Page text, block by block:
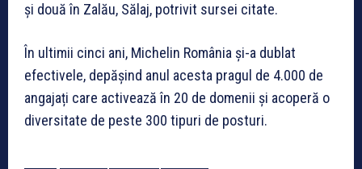
și două în Zalău, Sălaj, potrivit sursei citate.
În ultimii cinci ani, Michelin România și-a dublat
efectivele, depășind anul acesta pragul de 4.000 de
angajați care activează în 20 de domenii și acoperă o
diversitate de peste 300 tipuri de posturi.